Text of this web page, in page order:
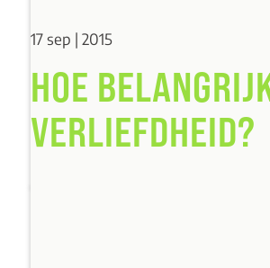
17 sep | 2015
HOE
VERLIEFDHEID?